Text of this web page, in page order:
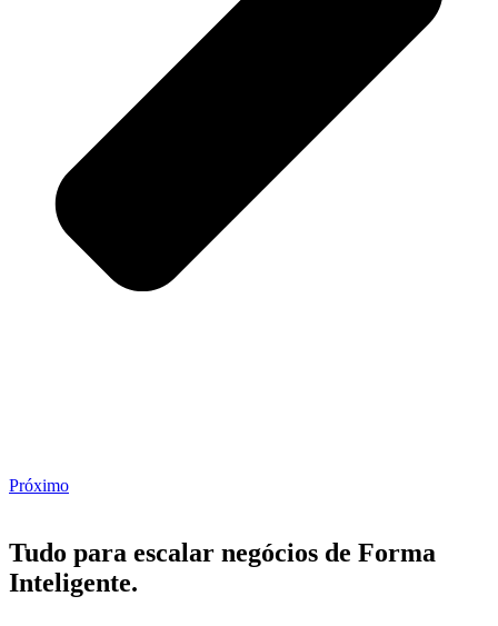
Próximo
Tudo para escalar negócios de Forma
Inteligente.